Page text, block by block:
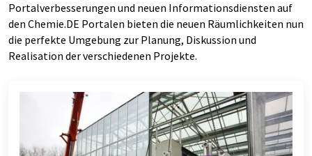
Portalverbesserungen und neuen Informationsdiensten auf
den Chemie.DE Portalen bieten die neuen Räumlichkeiten nun
die perfekte Umgebung zur Planung, Diskussion und
Realisation der verschiedenen Projekte.